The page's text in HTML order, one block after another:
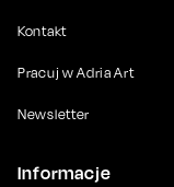
Kontakt
Pracuj w Adria Art
Newsletter
Informacje